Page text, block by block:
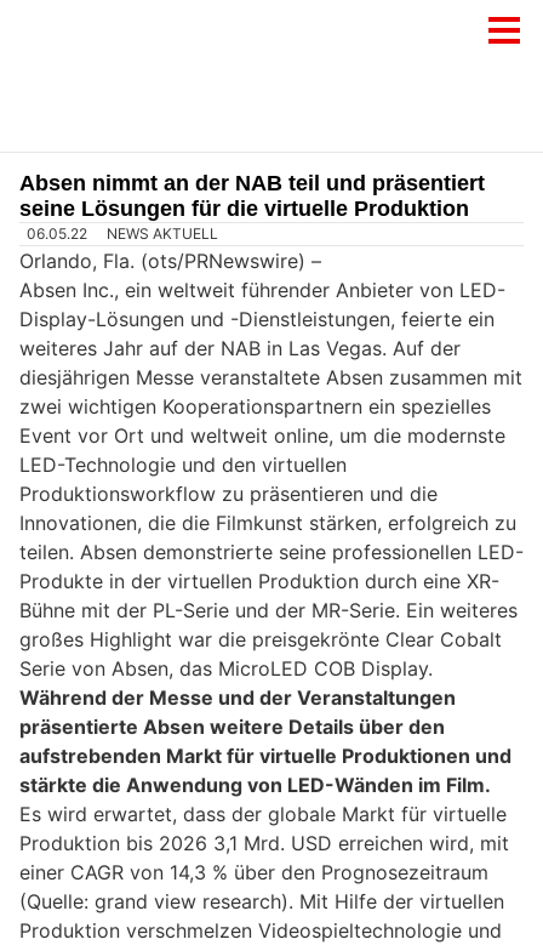
Absen nimmt an der NAB teil und präsentiert
seine Lösungen für die virtuelle Produktion
06.05.22 NEWS AKTUELL
Orlando, Fla. (ots/PRNewswire) –
Absen Inc., ein weltweit führender Anbieter von LED-
Display-Lösungen und -Dienstleistungen, feierte ein
weiteres Jahr auf der NAB in Las Vegas. Auf der
diesjährigen Messe veranstaltete Absen zusammen mit
zwei wichtigen Kooperationspartnern ein spezielles
Event vor Ort und weltweit online, um die modernste
LED-Technologie und den virtuellen
Produktionsworkflow zu präsentieren und die
Innovationen, die die Filmkunst stärken, erfolgreich zu
teilen. Absen demonstrierte seine professionellen LED-
Produkte in der virtuellen Produktion durch eine XR-
Bühne mit der PL-Serie und der MR-Serie. Ein weiteres
großes Highlight war die preisgekrönte Clear Cobalt
Serie von Absen, das MicroLED COB Display.
Während der Messe und der Veranstaltungen
präsentierte Absen weitere Details über den
aufstrebenden Markt für virtuelle Produktionen und
stärkte die Anwendung von LED-Wänden im Film.
Es wird erwartet, dass der globale Markt für virtuelle
Produktion bis 2026 3,1 Mrd. USD erreichen wird, mit
einer CAGR von 14,3 % über den Prognosezeitraum
(Quelle: grand view research). Mit Hilfe der virtuellen
Produktion verschmelzen Videospieltechnologie und